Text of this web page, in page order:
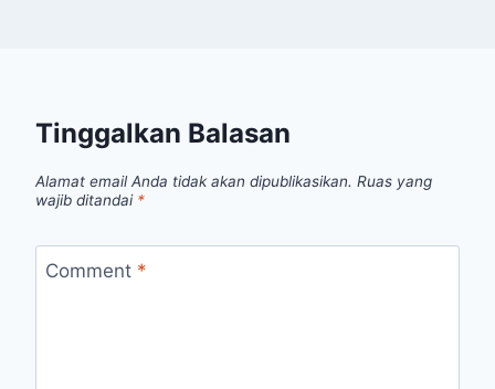
Tinggalkan Balasan
Alamat email Anda tidak akan dipublikasikan. Ruas yang
wajib ditandai *
Comment *